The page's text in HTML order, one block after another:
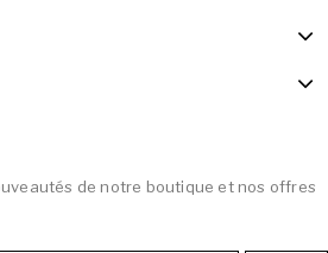
de notre boutique et nos offres